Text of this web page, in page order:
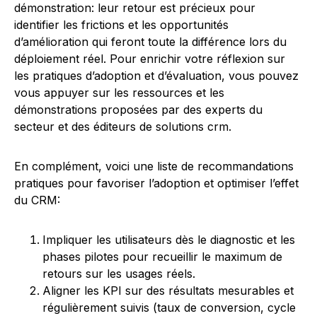
démonstration: leur retour est précieux pour
identifier les frictions et les opportunités
d’amélioration qui feront toute la différence lors du
déploiement réel. Pour enrichir votre réflexion sur
les pratiques d’adoption et d’évaluation, vous pouvez
vous appuyer sur les ressources et les
démonstrations proposées par des experts du
secteur et des éditeurs de solutions crm.
En complément, voici une liste de recommandations
pratiques pour favoriser l’adoption et optimiser l’effet
du CRM:
Impliquer les utilisateurs dès le diagnostic et les
phases pilotes pour recueillir le maximum de
retours sur les usages réels.
Aligner les KPI sur des résultats mesurables et
régulièrement suivis (taux de conversion, cycle